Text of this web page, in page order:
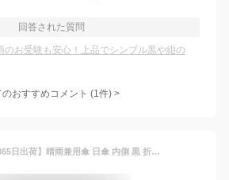
回答された質問
のお受験も安心！上品でシンプル黒や紺の
のおすすめコメント (1件) >
【最短日選択は365日出荷】晴雨兼用傘 日傘 内側 黒 折りたたみ ウォーターフロント サンシェイド無地 親骨50cm 折りたたみ傘 軽量 晴雨兼用 折りたたみ 傘 軽い 女性 レディース 学生 完全遮光 生地 遮熱 ブランド waterfront 涼しい 2023年新作 傘専門店